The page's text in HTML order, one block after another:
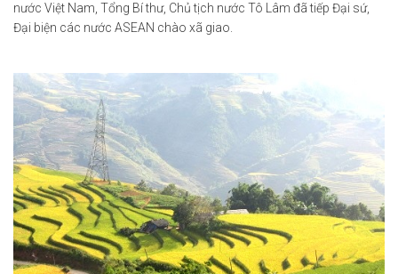
nước Việt Nam, Tổng Bí thư, Chủ tịch nước Tô Lâm đã tiếp Đại sứ,
Đại biện các nước ASEAN chào xã giao.